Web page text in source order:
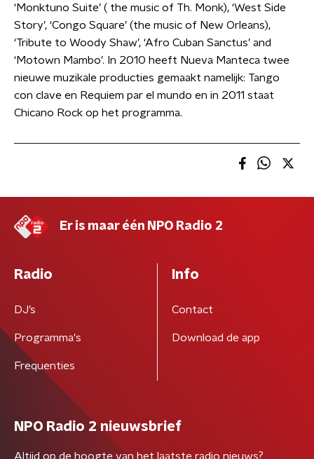
‘Monktuno Suite’ ( the music of Th. Monk), ‘West Side
Story’, ‘Congo Square’ (the music of New Orleans),
‘Tribute to Woody Shaw’, ‘Afro Cuban Sanctus’ and
‘Motown Mambo’. In 2010 heeft Nueva Manteca twee
nieuwe muzikale producties gemaakt namelijk: Tango
con clave en Requiem par el mundo en in 2011 staat
Chicano Rock op het programma.
Er is maar één NPO Radio 2
Radio
DJ’s
Programma's
Frequenties
Info
Contact
Download de app
NPO Radio 2 nieuwsbrief
Altijd op de hoogte van het laatste radio nieuws?